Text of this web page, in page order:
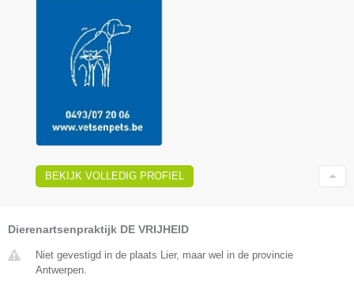
BEKIJK VOLLEDIG PROFIEL
Dierenartsenpraktijk DE VRIJHEID
Niet gevestigd in de plaats Lier, maar wel in de provincie
Antwerpen.